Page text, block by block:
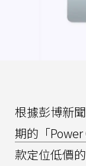
根據彭博新
期的「
款定位低價